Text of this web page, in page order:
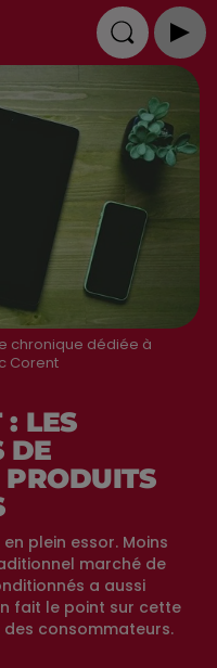
chronique dédiée à
Corent
LES
DE
plein essor. Moins
marché de
a aussi
fait le point sur cette
consommateurs.